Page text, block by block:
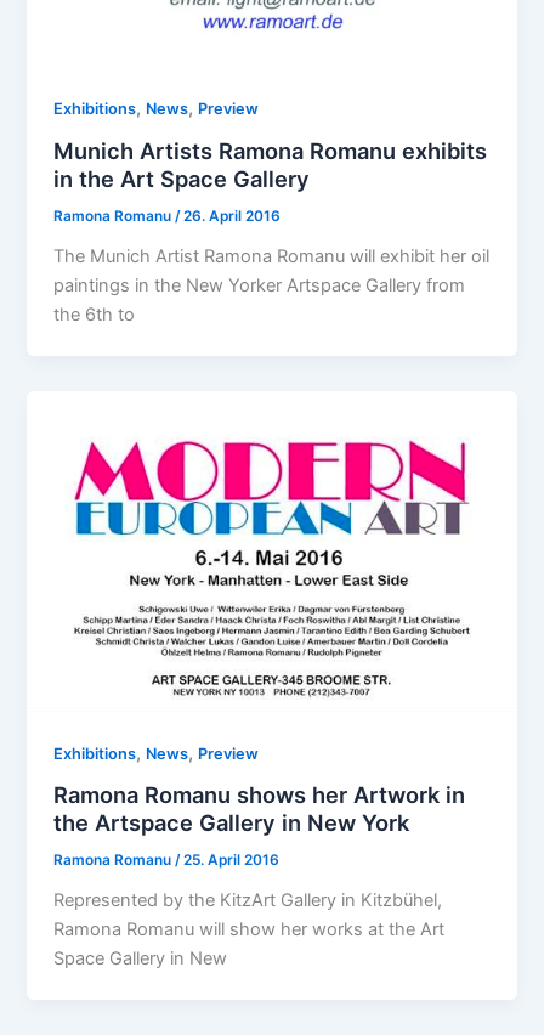
Exhibitions, News, Preview
Munich Artists Ramona Romanu exhibits
in the Art Space Gallery
Ramona Romanu/26. April 2016
The Munich Artist Ramona Romanu will exhibit her oil
paintings in the New Yorker Artspace Gallery from
the 6th to
Exhibitions, News, Preview
Ramona Romanu shows her Artwork in
the Artspace Gallery in New York
Ramona Romanu/25. April 2016
Represented by the KitzArt Gallery in Kitzbühel,
Ramona Romanu will show her works at the Art
Space Gallery in New